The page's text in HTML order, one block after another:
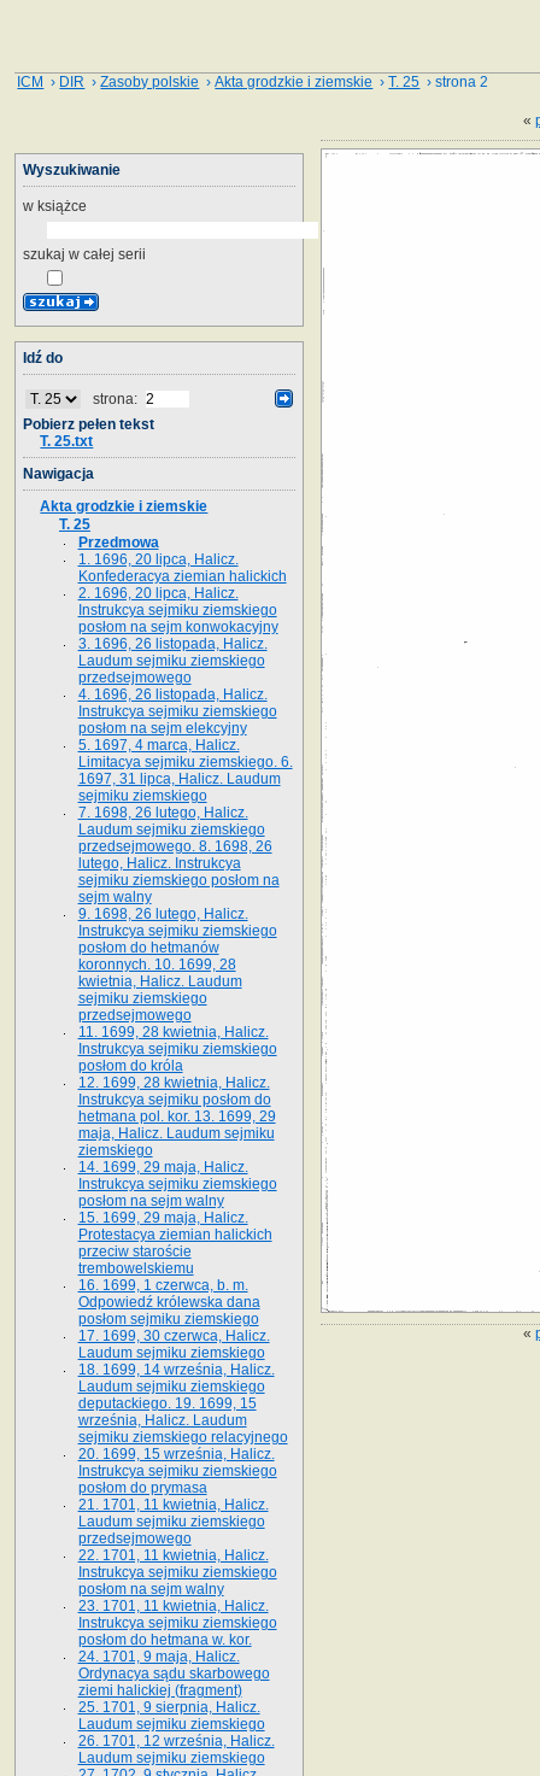
ICM › DIR ›Zasoby polskie ›Akta grodzkie i ziemskie ›T. 25 › strona 2
«
«
Wyszukiwanie
w książce
szukaj w całej serii
Idź do
strona:
Pobierz pełen tekst
T. 25.txt
Nawigacja
Akta grodzkie i ziemskie
T. 25
Przedmowa
1. 1696, 20 lipca, Halicz.
Konfederacya ziemian halickich
2. 1696, 20 lipca, Halicz.
Instrukcya sejmiku ziemskiego
posłom na sejm konwokacyjny
3. 1696, 26 listopada, Halicz.
Laudum sejmiku ziemskiego
przedsejmowego
4. 1696, 26 listopada, Halicz.
Instrukcya sejmiku ziemskiego
posłom na sejm elekcyjny
5. 1697, 4 marca, Halicz.
Limitacya sejmiku ziemskiego. 6.
1697, 31 lipca, Halicz. Laudum
sejmiku ziemskiego
7. 1698, 26 lutego, Halicz.
Laudum sejmiku ziemskiego
przedsejmowego. 8. 1698, 26
lutego, Halicz. Instrukcya
sejmiku ziemskiego posłom na
sejm walny
9. 1698, 26 lutego, Halicz.
Instrukcya sejmiku ziemskiego
posłom do hetmanów
koronnych. 10. 1699, 28
kwietnia, Halicz. Laudum
sejmiku ziemskiego
przedsejmowego
11. 1699, 28 kwietnia, Halicz.
Instrukcya sejmiku ziemskiego
posłom do króla
12. 1699, 28 kwietnia, Halicz.
Instrukcya sejmiku posłom do
hetmana pol. kor. 13. 1699, 29
maja, Halicz. Laudum sejmiku
ziemskiego
14. 1699, 29 maja, Halicz.
Instrukcya sejmiku ziemskiego
posłom na sejm walny
15. 1699, 29 maja, Halicz.
Protestacya ziemian halickich
przeciw staroście
trembowelskiemu
16. 1699, 1 czerwca, b. m.
Odpowiedź królewska dana
posłom sejmiku ziemskiego
17. 1699, 30 czerwca, Halicz.
Laudum sejmiku ziemskiego
18. 1699, 14 września, Halicz.
Laudum sejmiku ziemskiego
deputackiego. 19. 1699, 15
września, Halicz. Laudum
sejmiku ziemskiego relacyjnego
20. 1699, 15 września, Halicz.
Instrukcya sejmiku ziemskiego
posłom do prymasa
21. 1701, 11 kwietnia, Halicz.
Laudum sejmiku ziemskiego
przedsejmowego
22. 1701, 11 kwietnia, Halicz.
Instrukcya sejmiku ziemskiego
posłom na sejm walny
23. 1701, 11 kwietnia, Halicz.
Instrukcya sejmiku ziemskiego
posłom do hetmana w. kor.
24. 1701, 9 maja, Halicz.
Ordynacya sądu skarbowego
ziemi halickiej (fragment)
25. 1701, 9 sierpnia, Halicz.
Laudum sejmiku ziemskiego
26. 1701, 12 września, Halicz.
Laudum sejmiku ziemskiego